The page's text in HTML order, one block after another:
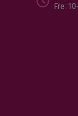
Fre: